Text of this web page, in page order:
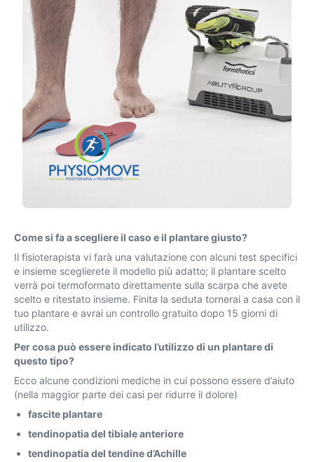
Come si fa a scegliere il caso e il plantare giusto?
Il fisioterapista vi farà una valutazione con alcuni test specifici
e insieme sceglierete il modello più adatto; il plantare scelto
verrà poi termoformato direttamente sulla scarpa che avete
scelto e ritestato insieme. Finita la seduta tornerai a casa con il
tuo plantare e avrai un controllo gratuito dopo 15 giorni di
utilizzo.
Per cosa può essere indicato l’utilizzo di un plantare di
questo tipo?
Ecco alcune condizioni mediche in cui possono essere d’aiuto
(nella maggior parte dei casi per ridurre il dolore)
fascite plantare
tendinopatia del tibiale anteriore
tendinopatia del tendine d’Achille